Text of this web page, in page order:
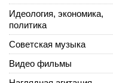
Идеология, экономика,
политика
Советская музыка
Видео фильмы